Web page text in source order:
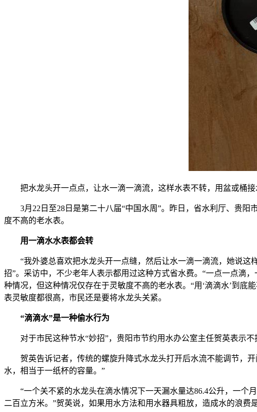
把水龙头开一点点，让水一滴一滴流，这样水表不转，用盆或桶接
3月22日至28日是第二十八届“中国水周”。昨日，省水利厅、贵阳
度不高的老水表。
用一滴水水表都会转
“我外婆总喜欢把水龙头开一点缝，然后让水一滴一滴流，她说这
招”。采访中，不少老年人表示都用过这种方式省水费。“一点一点滴
种情况，但这种情况仅存在于灵敏度不高的老水表。“用‘滴滴水’到
表灵敏度都很高，市民还是要将水龙头关紧。
“滴滴水”是一种偷水行为
对于市民这种节水“妙招”，贵阳市节约用水办公室主任贺英表示不
贺英告诉记者，传统的螺旋升降式水龙头打开后水流不能调节，开
水，相当于一纸杯的容量。”
“一个关不紧的水龙头在滴水情况下一天漏水量达86.4公升，一个
二百立方米。”贺英说，如果用水方法和用水器具粗放，造成水的浪费